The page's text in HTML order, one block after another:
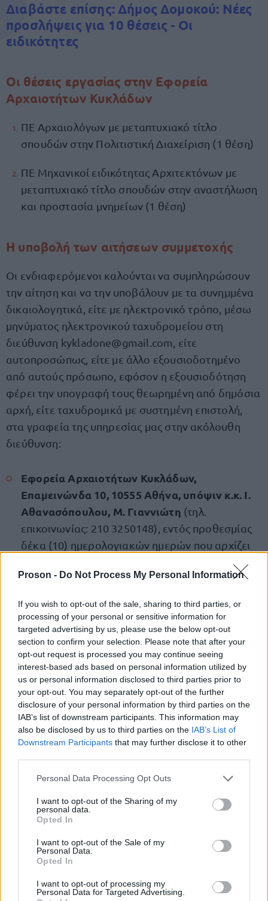
Proson - Do Not Process My Personal Information
If you wish to opt-out of the sale, sharing to third parties, or
processing of your personal or sensitive information for
targeted advertising by us, please use the below opt-out
section to confirm your selection. Please note that after your
opt-out request is processed you may continue seeing
interest-based ads based on personal information utilized by
us or personal information disclosed to third parties prior to
your opt-out. You may separately opt-out of the further
disclosure of your personal information by third parties on the
IAB’s list of downstream participants. This information may
also be disclosed by us to third parties on the IAB’s List of
Downstream Participants that may further disclose it to other
Please note that this website/app uses one or more Google
not limited to your visit or usage behaviour. You may click to
grant or deny consent to Google and its third-party tags to
use your data for below specified purposes in below Google
consent section.
Personal Data Processing Opt Outs
I want to opt-out of the Sharing of my
personal data.
Opted In
I want to opt-out of the Sale of my
Personal Data.
Opted In
I want to opt-out of processing my
Personal Data for Targeted Advertising.
Διαβάστε επίσης: Δήμος Δομοκού: Νέες
προσλήψεις για 10 θέσεις - Οι
ειδικότητες
Οι θέσεις εργασίας στην Εφορεία
Αρχαιοτήτων Κυκλάδων
ΠΕ Αρχαιολόγων με μεταπτυχιακό τίτλο
σπουδών στην Πολιτιστική Διαχείριση (1 θέση)
ΠΕ Μηχανικοί ειδικότητας Αρχιτεκτόνων με
μεταπτυχιακό τίτλο σπουδών στην αναστήλωση
και προστασία μνημείων (1 θέση)
Η υποβολή των αιτήσεων συμμετοχής
Οι ενδιαφερόμενοι καλούνται να συμπληρώσουν
την αίτηση και να την υποβάλουν με τα συνημμένα
δικαιολογητικά, είτε με ηλεκτρονικό τρόπο, μέσω
μηνύματος ηλεκτρονικού ταχυδρομείου στη
διεύθυνση kykladone@gmail.com , είτε
αυτοπροσώπως, είτε με άλλο εξουσιοδοτημένο
από αυτούς πρόσωπο, εφόσον η εξουσιοδότηση
φέρει την υπογραφή τους θεωρημένη από δημόσια
αρχή, είτε ταχυδρομικά με συστημένη επιστολή,
στα γραφεία της υπηρεσίας μας στην ακόλουθη
διεύθυνση:
Εφορεία Αρχαιοτήτων Κυκλάδων,
Eπαμεινώνδα 10, 10555 Αθήνα, υπόψιν κ.κ. Ι.
Αθανασόπουλου, Μ. Γιαννιώτη (τηλ.
επικοινωνίας: 210 3250148), εντός προθεσμίας
δέκα (10) ημερολογιακών ημερών που αρχίζει
διαδικτυακό κόμβο (ιστοσελίδα) της εφαρμογής
ανακοίνωσης στον πίνακα ανακοινώσεων της
Υπηρεσίας [από (9 Δεκεμβρίου 2023) έως (18
Δεκεμβρίου 2023)].
Μπορείτε να διαβάσετε ολόκληρη την προκήρυξη
των θέσεων εργασίας, στον ακόλουθο ενεργό
σύνδεσμο,ΕΔΩ.
Επιμέλεια: Χρήστος Ψυχογυιός
ΑΣΕΠ: Πιστοποίηση Αγγλικών σε
μόνο 2 ημέρες στα χέρια σας